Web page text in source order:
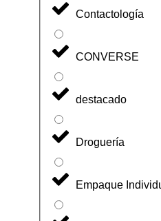
Contactología
CONVERSE
destacado
Droguería
Empaque